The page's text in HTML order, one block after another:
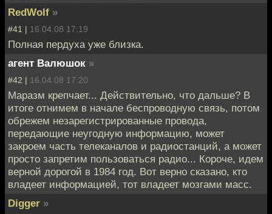
RedWolf »
#41 | 16.04.08 17:19
Полная пердуха уже близка.
агент Валюшок »
#42 | 16.04.08 17:20
Маразм крепчает... Действительно, что дальше? В
итоге отнимем в начале беспроводную связь, потом
обрежем незарегистрированные провода,
передающие неугодную информацию, может
закроем часть телеканалов и радиостанций, а может
просто запретим пользоваться радио... Короче, идем
верной дорогой в 1984 год. Вот верно сказано, кто
владеет информацией, тот владеет мозгами масс.
Digger »